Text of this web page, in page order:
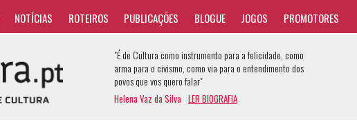
NOTÍCIAS ROTEIROS PUBLICAÇÕES BLOGUE JOGOS PROMOTORES
"É de Cultura como instrumento para a felicidade, como
arma para o civismo, como via para o entendimento dos
povos que vos quero falar"
Helena Vaz da Silva LER BIOGRAFIA